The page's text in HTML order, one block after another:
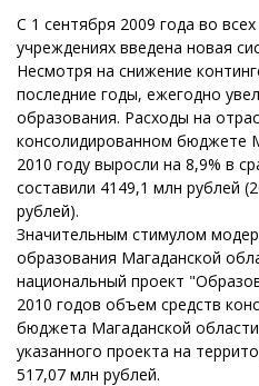
С 1 сентября 2009 года во
учреждениях введена новая
Несмотря на снижение
последние годы, ежегодно
образования. Расходы на
консолидированном бюджете
2010 году выросли на 8,9% в
составили 4149,1 млн рублей
рублей).
Значительным стимулом
образования Магаданской
национальный проект
2010 годов объем средств
бюджета Магаданской
указанного проекта на
517,07 млн рублей.